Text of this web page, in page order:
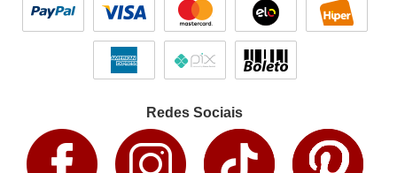
Redes Sociais